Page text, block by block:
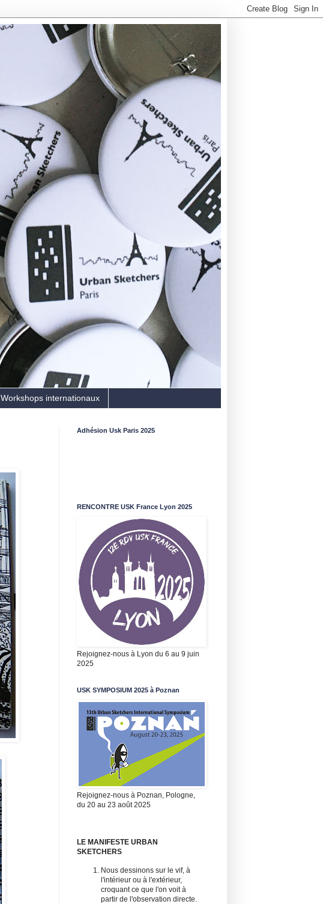
Workshops internationaux
Adhésion Usk Paris 2025
RENCONTRE USK France Lyon 2025
Rejoignez-nous à Lyon du 6 au 9 juin
2025
USK SYMPOSIUM 2025 à Poznan
Rejoignez-nous à Poznan, Pologne,
du 20 au 23 août 2025
LE MANIFESTE URBAN
SKETCHERS
Nous dessinons sur le vif, à
l'intérieur ou à l'extérieur,
croquant ce que l'on voit à
partir de l'observation directe.